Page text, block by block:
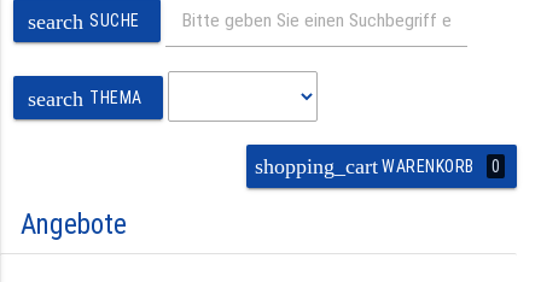
search SUCHE
search THEMA
shopping_cartWARENKORB 0
Angebote